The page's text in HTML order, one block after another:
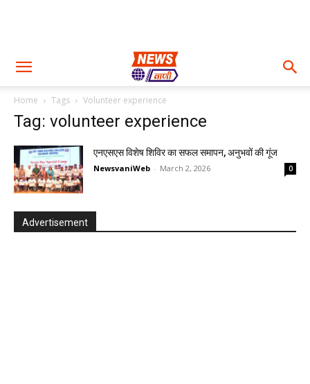
Home Tags Volunteer experience
Tag: volunteer experience
एनएसएस विशेष शिविर का सफल समापन, अनुभवों की गूंज
NewsvaniWeb - March 2, 2026 0
Advertisement